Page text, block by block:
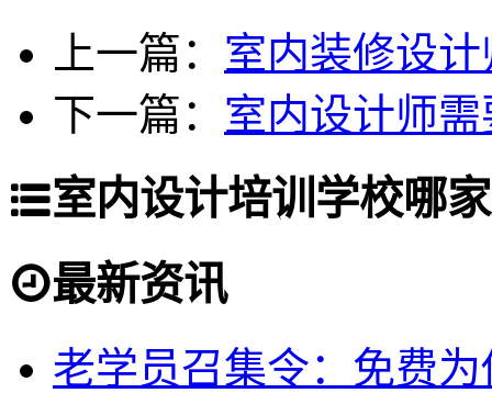
上一篇： 室内装修设
下一篇： 室内设计师
室内设计培训学校哪
最新资讯
老学员召集令：免费